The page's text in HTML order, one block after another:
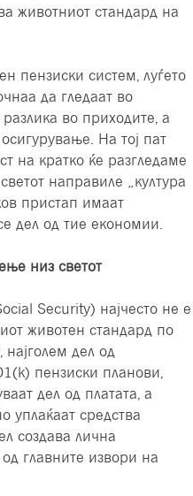
животниот стандард на
пензиски систем, луѓето
да гледаат во
во приходите, а
На тој пат
на кратко ќе разгледаме
направиле „култура
пристап имаат
дел од тие економии.
низ светот
Security) најчесто не е
животен стандард по
дел од
пензиски планови,
дел од платата, а
уплаќаат средства
создава лична
главните извори на